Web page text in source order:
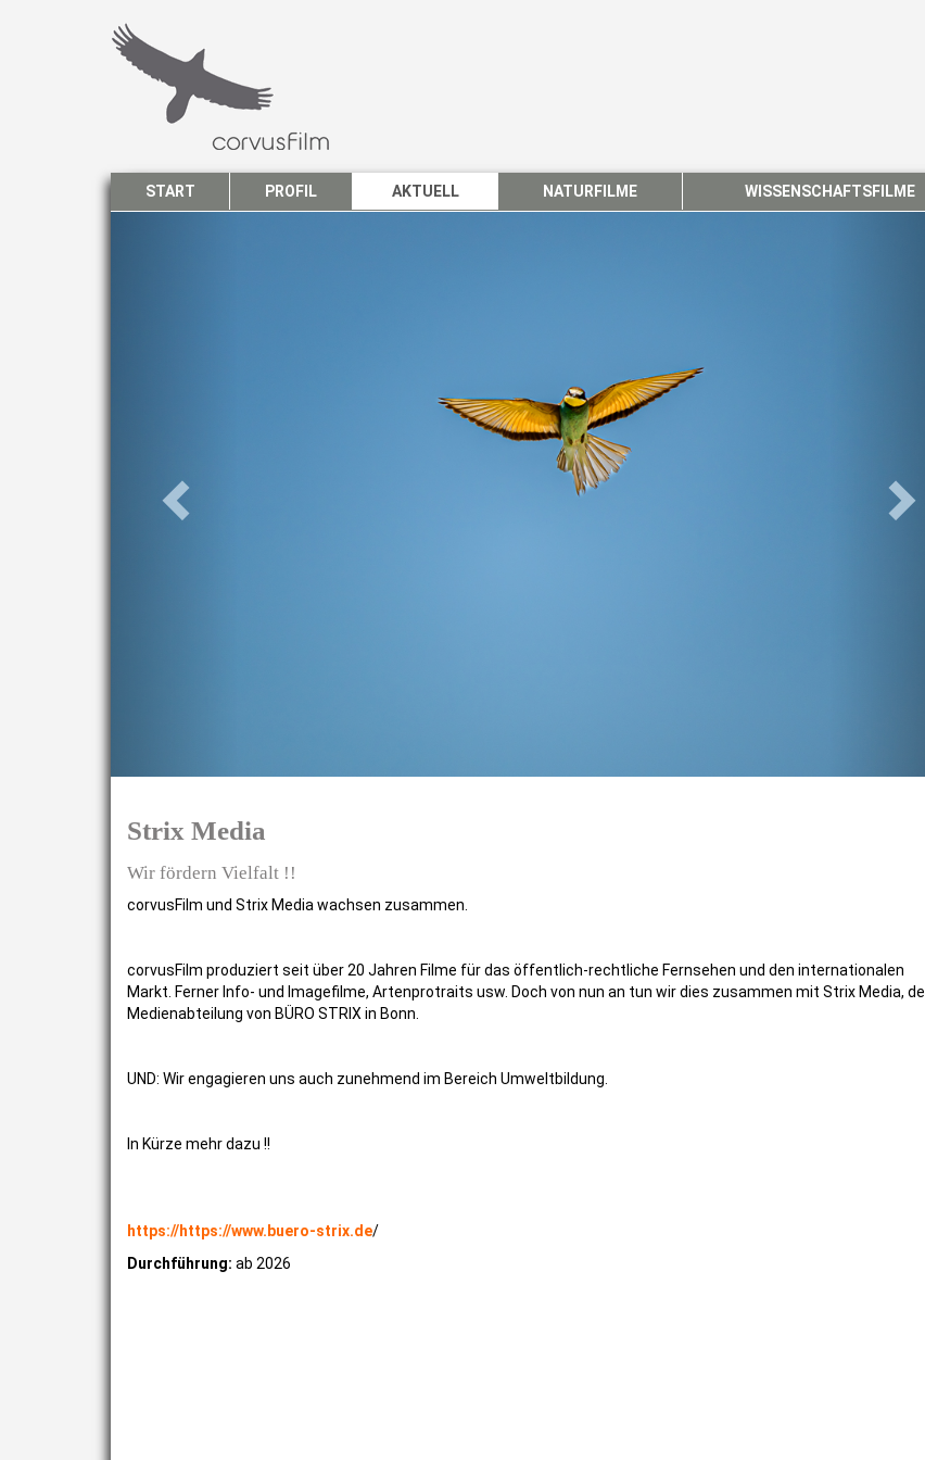
START PROFIL AKTUELL NATURFILME WISSENSCHAFTSFILME
Strix Media
Wir fördern Vielfalt !!
corvusFilm und Strix Media wachsen zusammen.
corvusFilm produziert seit über 20 Jahren Filme für das öffentlich-rechtliche Fernsehen und den internationalen
Markt. Ferner Info- und Imagefilme, Artenprotraits usw. Doch von nun an tun wir dies zusammen mit Strix Media,
Medienabteilung von BÜRO STRIX in Bonn.
UND: Wir engagieren uns auch zunehmend im Bereich Umweltbildung.
In Kürze mehr dazu !!
https://https://www.buero-strix.de/
Durchführung: ab 2026